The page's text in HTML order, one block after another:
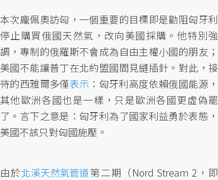
本次龐佩奧訪匈，一個重要的目標即是勸阻匈牙利
停止購買俄國天然氣，改向美國採購。他特別強
調，專制的俄羅斯不會成為自由主權小國的朋友；
美國不能讓普丁在北約盟國間見縫插針。對此，接
待的西雅爾多僅表示 ：匈牙利高度依賴俄國能源，
其他歐洲各國也是一樣，只是歐洲各國更虛偽罷
了。言下之意是：匈牙利為了國家利益勇於表態，
美國不該只對匈國施壓。
由於北溪天然氣管道第二期（Nord Stream 2，即